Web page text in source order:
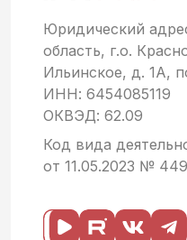
Юридический
область, г.о.
Ильинское, д. 1А,
ИНН: 6454085119
ОКВЭД: 62.09
Код вида
от 11.05.2023 №